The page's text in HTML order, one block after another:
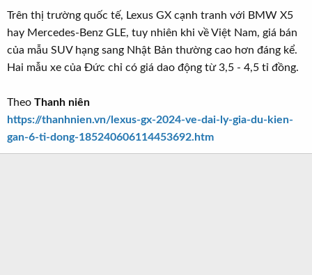
Trên thị trường quốc tế, Lexus GX cạnh tranh với BMW X5
hay Mercedes-Benz GLE, tuy nhiên khi về Việt Nam, giá bán
của mẫu SUV hạng sang Nhật Bản thường cao hơn đáng kể.
Hai mẫu xe của Đức chỉ có giá dao động từ 3,5 - 4,5 tỉ đồng.
Theo Thanh niên
https://thanhnien.vn/lexus-gx-2024-ve-dai-ly-gia-du-kien-
gan-6-ti-dong-185240606114453692.htm